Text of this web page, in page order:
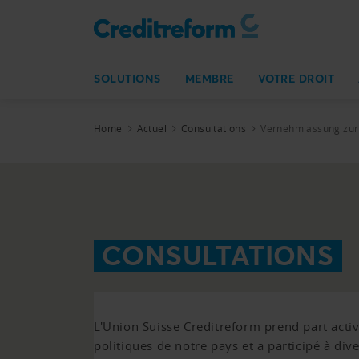
SOLUTIONS MEMBRE VOTRE DROIT
Home Actuel Consultations Vernehmlassung
CONSULTATIONS
L'Union Suisse Creditreform prend part
politiques de notre pays et a participé à